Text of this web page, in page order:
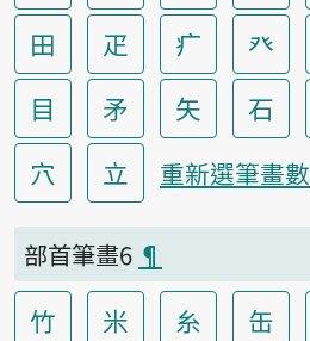
田
疋 疒 癶
目
矛 矢 石
穴
立 重新選筆畫數
部首筆畫6 ¶
竹 米 糸 缶